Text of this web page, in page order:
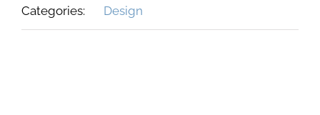
Categories: Design